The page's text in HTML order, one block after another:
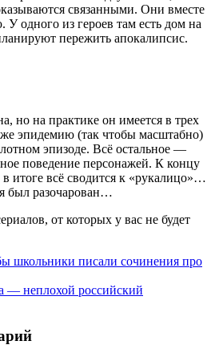
связанными. Они вместе
У одного из героев там есть дом на
пережить апокалипсис.
но на практике он имеется в трех
эпидемию (так чтобы масштабно)
эпизоде. Всё остальное —
поведение персонажей. К концу
в итоге всё сводится к «рукалицо»…
был разочарован…
от которых у вас не будет
школьники писали сочинения про
— неплохой российский